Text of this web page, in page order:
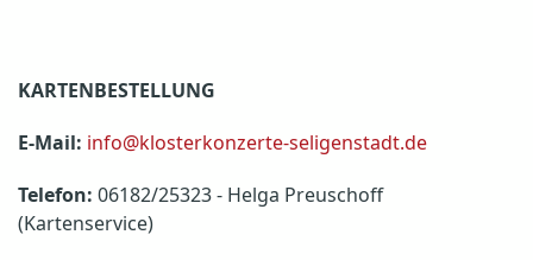
KARTENBESTELLUNG
E-Mail: info@klosterkonzerte-seligenstadt.de
Telefon: 06182/25323 - Helga Preuschoff
(Kartenservice)